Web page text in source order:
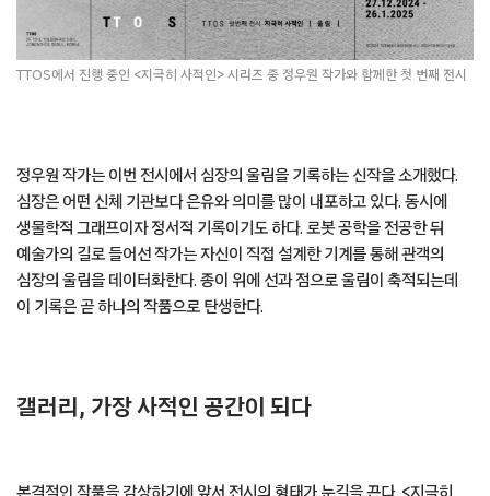
TTOS에서 진행 중인 <지극히 사적인> 시리즈 중 정우원 작가와 함께한 첫 번째 전시
정우원 작가는 이번 전시에서 심장의 울림을 기록하는 신작을 소개했다.
심장은 어떤 신체 기관보다 은유와 의미를 많이 내포하고 있다. 동시에
생물학적 그래프이자 정서적 기록이기도 하다. 로봇 공학을 전공한 뒤
예술가의 길로 들어선 작가는 자신이 직접 설계한 기계를 통해 관객의
심장의 울림을 데이터화한다. 종이 위에 선과 점으로 울림이 축적되는데
이 기록은 곧 하나의 작품으로 탄생한다.
갤러리, 가장 사적인 공간이 되다
본격적인 작품을 감상하기에 앞서 전시의 형태가 눈길을 끈다. <지극히